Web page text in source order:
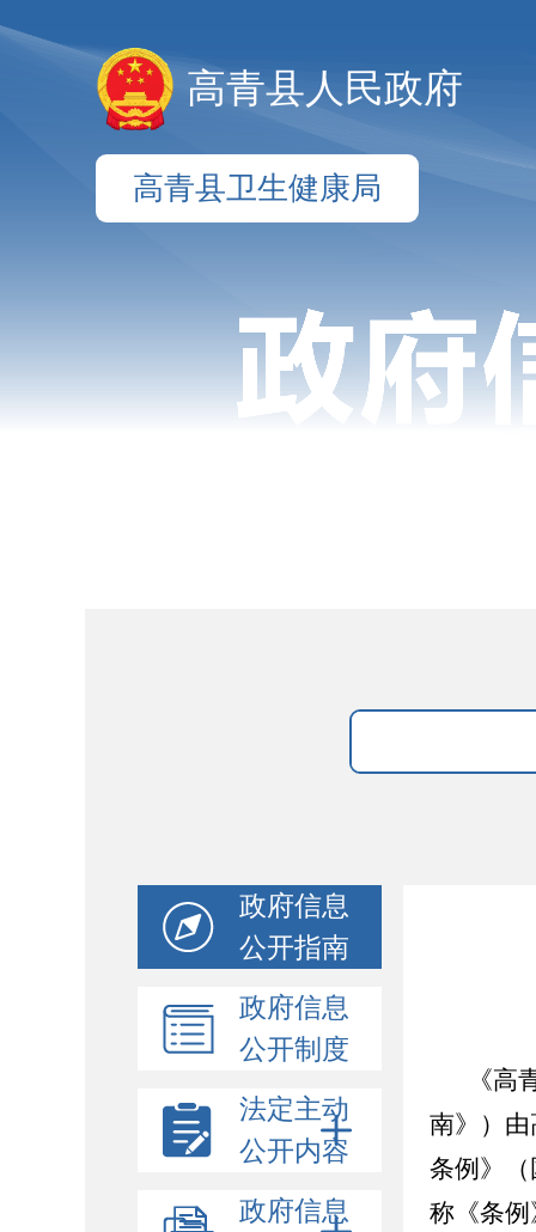
高青县人民政府
高青县卫生健康局
政府信息
公开指南
政府信息
公开制度
法定主动
公开内容
政府信息
《
南》）
条例》
称《条